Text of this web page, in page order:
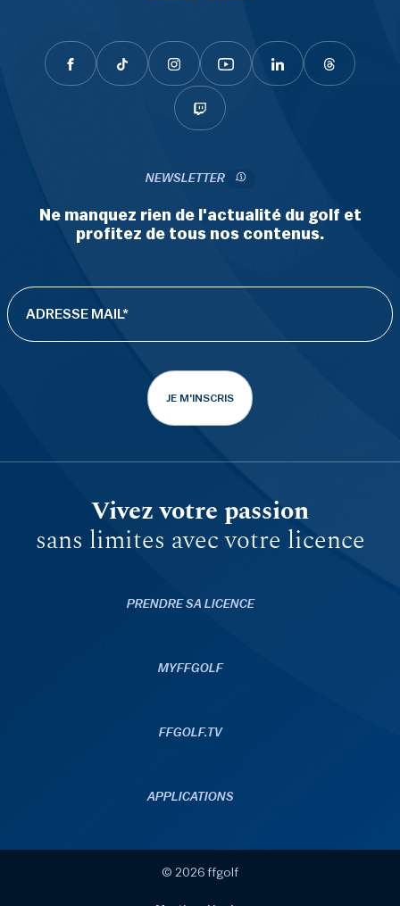
NEWSLETTER
Ne manquez rien de l'actualité du golf et
profitez de tous nos contenus.
JE M'INSCRIS
Vivez votre passion
sans limites avec votre licence
PRENDRE SA LICENCE
MYFFGOLF
FFGOLF.TV
APPLICATIONS
© 2026 ffgolf